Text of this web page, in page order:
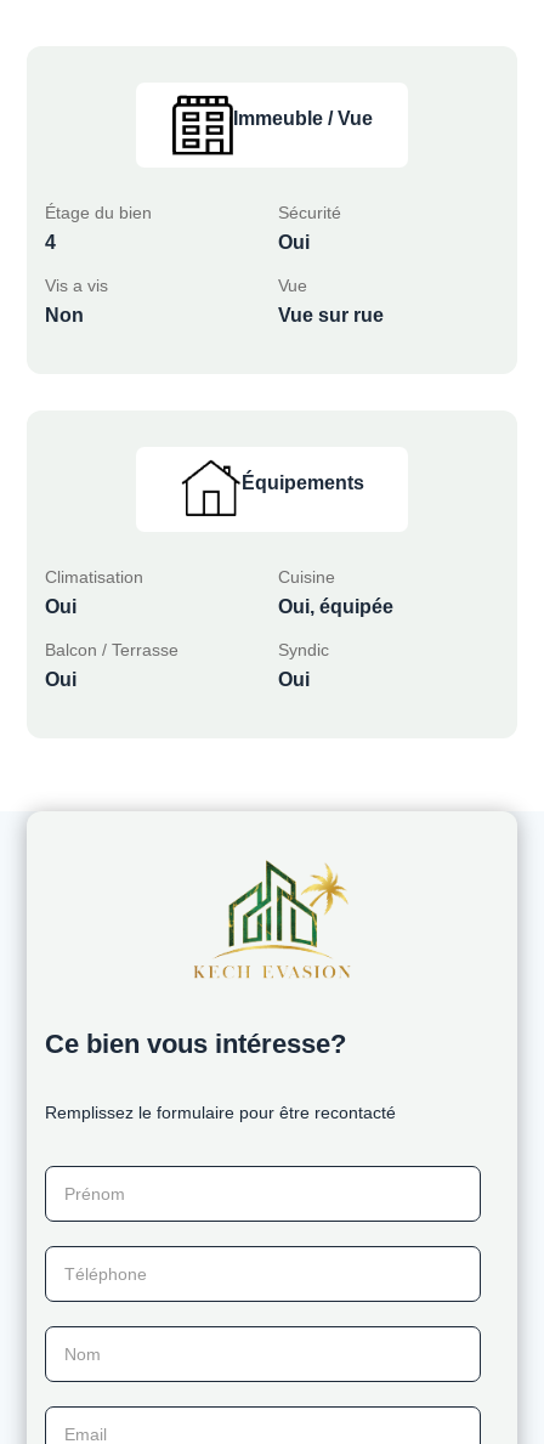
Immeuble / Vue
Étage du bien
4
Sécurité
Oui
Vis a vis
Non
Vue
Vue sur rue
Équipements
Climatisation
Oui
Cuisine
Oui, équipée
Balcon / Terrasse
Oui
Syndic
Oui
Ce bien vous intéresse?
Remplissez le formulaire pour être recontacté
Prénom
Téléphone
Nom
Email